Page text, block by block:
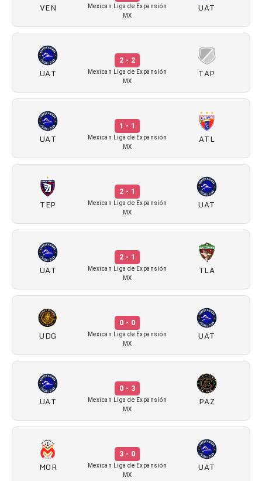
VEN
Mexican Liga de Expansión
MX
UAT
UAT
2 - 2
Mexican Liga de Expansión
MX
TAP
UAT
1 - 1
Mexican Liga de Expansión
MX
ATL
TEP
2 - 1
Mexican Liga de Expansión
MX
UAT
UAT
2 - 1
Mexican Liga de Expansión
MX
TLA
UDG
0 - 0
Mexican Liga de Expansión
MX
UAT
UAT
0 - 3
Mexican Liga de Expansión
MX
PAZ
MOR
3 - 0
Mexican Liga de Expansión
MX
UAT